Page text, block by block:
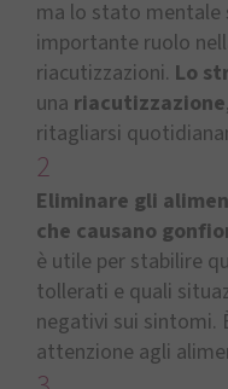
ma lo stato mentale
importante ruolo
riacutizzazioni. Lo
una riacutizzazione
ritagliarsi
2
Eliminare gli
che causano
è utile per stabilire
tollerati e quali
negativi sui sintomi.
attenzione agli